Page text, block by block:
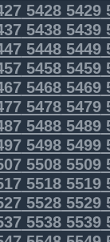
54285429
54385439
54485449
54585459
54685469
54785479
54885489
54985499
55085509
55185519
55285529
55385539